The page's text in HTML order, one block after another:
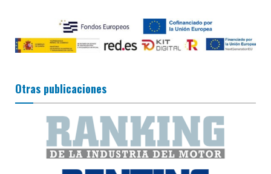
Otras publicaciones